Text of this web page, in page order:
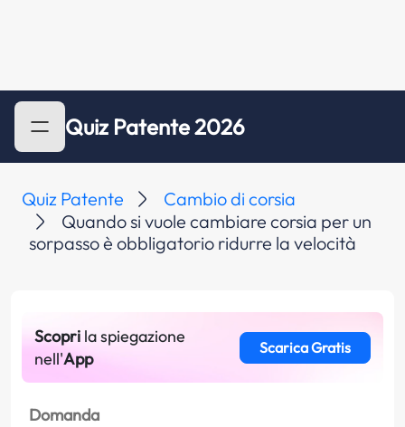
Quiz Patente 2026
Quiz Patente
Cambio di corsia
Quando si vuole cambiare corsia per un
sorpasso è obbligatorio ridurre la velocità
Scopri la spiegazione
nell'App
Scarica Gratis
Domanda